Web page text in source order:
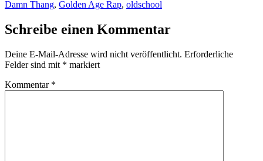
Damn Thang, Golden Age Rap, oldschool
Schreibe einen Kommentar
Deine E-Mail-Adresse wird nicht veröffentlicht. Erforderliche
Felder sind mit * markiert
Kommentar *